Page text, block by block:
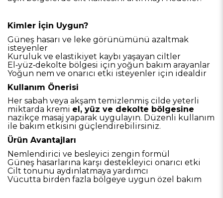
Kimler İçin Uygun?
Güneş hasarı ve leke görünümünü azaltmak
isteyenler
Kuruluk ve elastikiyet kaybı yaşayan ciltler
El‑yüz‑dekolte bölgesi için yoğun bakım arayanlar
Yoğun nem ve onarıcı etki isteyenler için idealdir
Kullanım Önerisi
Her sabah veya akşam temizlenmiş cilde yeterli
miktarda kremi el, yüz ve dekolte bölgesine
nazikçe masaj yaparak uygulayın. Düzenli kullanım
ile bakım etkisini güçlendirebilirsiniz.
Ürün Avantajları
Nemlendirici ve besleyici zengin formül
Güneş hasarlarına karşı destekleyici onarıcı etki
Cilt tonunu aydınlatmaya yardımcı
Vücutta birden fazla bölgeye uygun özel bakım